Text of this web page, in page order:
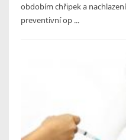
obdobím chřipek a
preventivní op ...